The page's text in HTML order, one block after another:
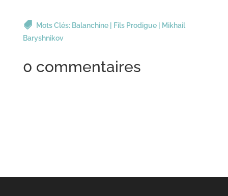
Mots Clés: Balanchine| Fils Prodigue|
Mikhail
Baryshnikov
0 commentaires